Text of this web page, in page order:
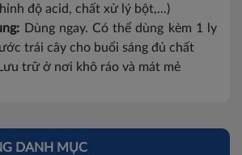
độ acid, chất xử lý bột,...)
Dùng ngay. Có thể dùng kèm 1 ly
trái cây cho buổi sáng đủ chất
Lưu trữ ở nơi khô ráo và mát mẻ
DANH MỤC